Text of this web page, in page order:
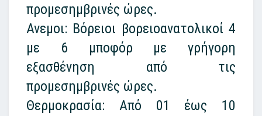
προμεσημβρινές ώρες.
Ανεμοι: Βόρειοι βορειοανατολικοί 4
με 6 μποφόρ με γρήγορη
εξασθένηση από τις
προμεσημβρινές ώρες.
Θερμοκρασία: Από 01 έως 10